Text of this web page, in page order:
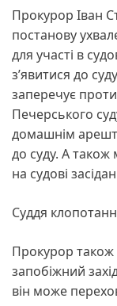
Прокурор Іван
постанову
для участі в
з’явитися до
заперечує
Печерського
домашнім
до суду. А
на судові
Суддя
Прокурор
запобіжний
він може